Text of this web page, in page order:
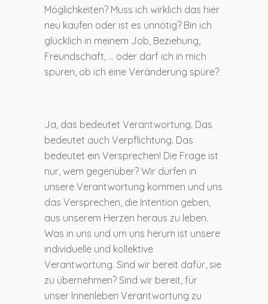
Möglichkeiten? Muss ich wirklich das hier
neu kaufen oder ist es unnötig? Bin ich
glücklich in meinem Job, Beziehung,
Freundschaft, … oder darf ich in mich
spüren, ob ich eine Veränderung spüre?
Ja, das bedeutet Verantwortung. Das
bedeutet auch Verpflichtung. Das
bedeutet ein Versprechen! Die Frage ist
nur, wem gegenüber? Wir dürfen in
unsere Verantwortung kommen und uns
das Versprechen, die Intention geben,
aus unserem Herzen heraus zu leben.
Was in uns und um uns herum ist unsere
individuelle und kollektive
Verantwortung. Sind wir bereit dafür, sie
zu übernehmen? Sind wir bereit, für
unser Innenleben Verantwortung zu